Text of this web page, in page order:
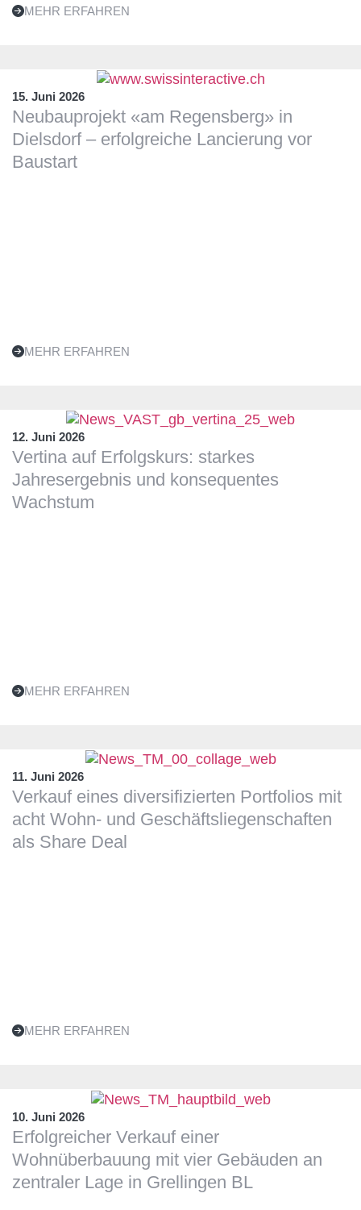
MEHR ERFAHREN
15. Juni 2026
Neubauprojekt «am Regensberg» in
Dielsdorf – erfolgreiche Lancierung vor
Baustart
MEHR ERFAHREN
12. Juni 2026
Vertina auf Erfolgskurs: starkes
Jahresergebnis und konsequentes
Wachstum
MEHR ERFAHREN
11. Juni 2026
Verkauf eines diversifizierten Portfolios mit
acht Wohn- und Geschäftsliegenschaften
als Share Deal
MEHR ERFAHREN
10. Juni 2026
Erfolgreicher Verkauf einer
Wohnüberbauung mit vier Gebäuden an
zentraler Lage in Grellingen BL